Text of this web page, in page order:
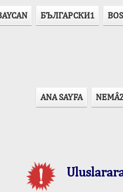
БЪЛГАРСКИ1
ANA SAYFA